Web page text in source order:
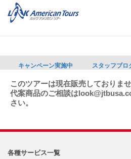
キャンペーン実施中 スタッフブロ
このツアーは現在販売しておりませ
代案商品のご相談は
さい。
各種サービス一覧